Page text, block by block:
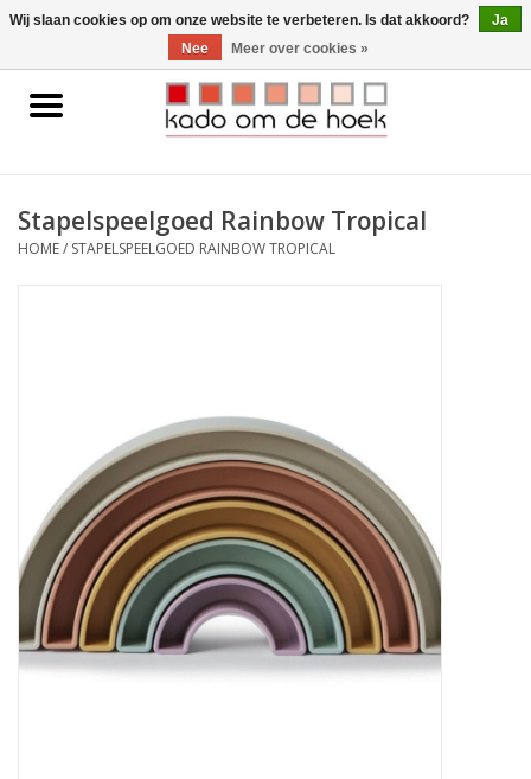
0 Artikelen - €0,00
Home
Gadgets
Pylones
Stapelspeelgoed Rainbow Tropical
HOME/ STAPELSPEELGOED RAINBOW TROPICAL
Wij slaan cookies op om onze website te verbeteren. Is dat akkoord?
Ja
Nee
Meer over cookies »